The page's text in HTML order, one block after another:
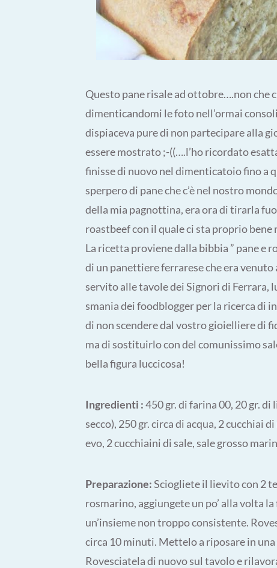
Questo pane risale ad ottobre….non che
dimenticandomi le foto nell’ormai
dispiaceva pure di non partecipare alla
essere mostrato ;-((….l’ho ricordato
finisse di nuovo nel dimenticatoio fino a
sperpero di pane che c’è nel nostro
della mia pagnottina, era ora di tirarla
roastbeef con il quale ci sta proprio bene
La ricetta proviene dalla bibbia ” pane e
di un panettiere ferrarese che era
servito alle tavole dei Signori di Ferrara,
smania dei foodblogger per la ricerca di
di non scendere dal vostro gioielliere di
ma di sostituirlo con del comunissimo
bella figura luccicosa!
Ingredienti :450 gr. di farina 00, 20 gr.
secco), 250 gr. circa di acqua, 2 cucchiai
evo, 2 cucchiaini di sale, sale grosso
Preparazione:Sciogliete il lievito con 2
rosmarino, aggiungete un po’ alla volta
un’insieme non troppo consistente.
circa 10 minuti. Mettelo a riposare in una
Rovesciatela di nuovo sul tavolo e